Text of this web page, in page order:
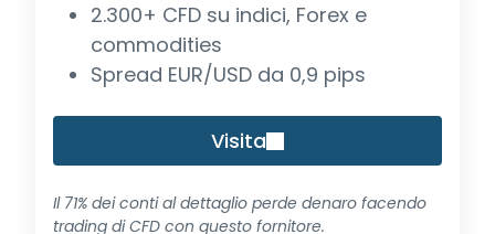
2.300+ CFD su indici, Forex e
commodities
Spread EUR/USD da 0,9 pips
Visita
Il 71% dei conti al dettaglio perde denaro facendo
trading di CFD con questo fornitore.